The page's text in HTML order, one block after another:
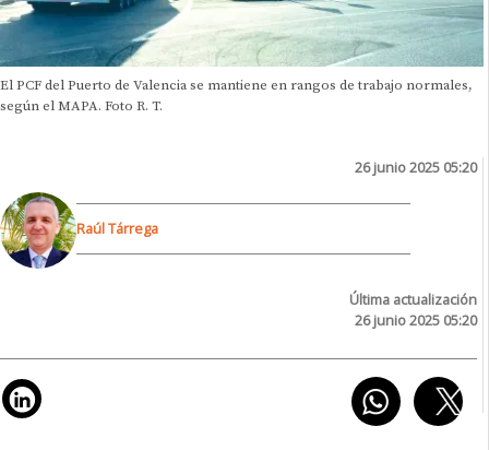
El PCF del Puerto de Valencia se mantiene en rangos de trabajo normales,
según el MAPA. Foto R. T.
26 junio 2025 05:20
Raúl Tárrega
Última actualización
26 junio 2025 05:20